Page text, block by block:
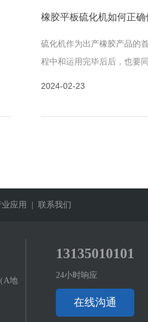
橡胶平板硫化机如何正确
硫化机作为出产橡胶产品的
程中和运用完毕后后，也要
2024-02-23
应用 | 联系我们
A地
13135010101
24小时响应
在线沟通